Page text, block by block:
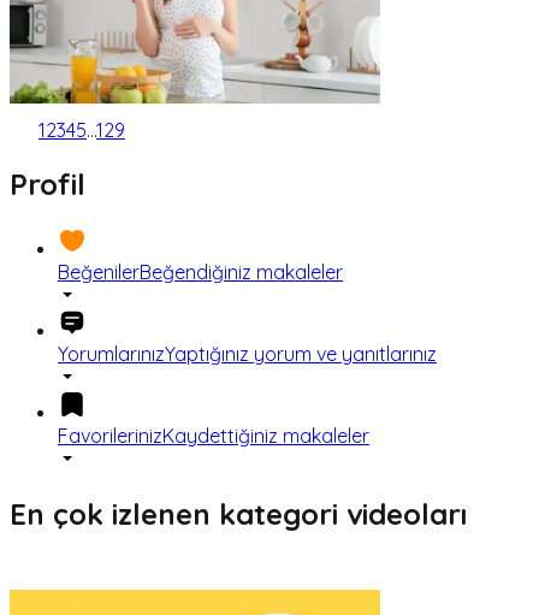
12345...129
Profil
BeğenilerBeğendiğiniz makaleler
YorumlarınızYaptığınız yorum ve yanıtlarınız
FavorilerinizKaydettiğiniz makaleler
En çok izlenen kategori videoları